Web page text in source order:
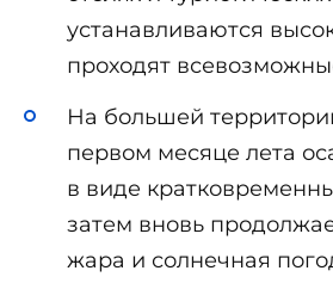
устанавливаются
проходят
На большей
первом месяце лета
в виде
затем вновь
жара и солнечная